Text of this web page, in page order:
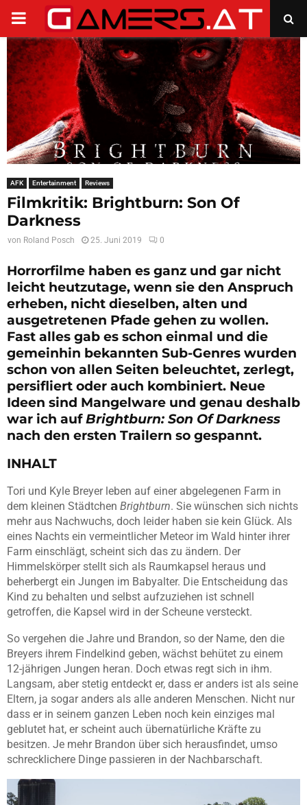
PRIMARY
MENU
AFK Entertainment Reviews
Filmkritik: Brightburn: Son Of
Darkness
von Roland Posch 25. Juni 2019 0
Horrorfilme haben es ganz und gar nicht
leicht heutzutage, wenn sie den Anspruch
erheben, nicht dieselben, alten und
ausgetretenen Pfade gehen zu wollen.
Fast alles gab es schon einmal und die
gemeinhin bekannten Sub-Genres wurden
schon von allen Seiten beleuchtet, zerlegt,
persifliert oder auch kombiniert. Neue
Ideen sind Mangelware und genau deshalb
war ich aufBrightburn: Son Of Darkness
nach den ersten Trailern so gespannt.
INHALT
Tori und Kyle Breyer leben auf einer abgelegenen Farm in
dem kleinen Städtchen Brightburn. Sie wünschen sich nichts
mehr aus Nachwuchs, doch leider haben sie kein Glück. Als
eines Nachts ein vermeintlicher Meteor im Wald hinter ihrer
Farm einschlägt, scheint sich das zu ändern. Der
Himmelskörper stellt sich als Raumkapsel heraus und
beherbergt ein Jungen im Babyalter. Die Entscheidung das
Kind zu behalten und selbst aufzuziehen ist schnell
getroffen, die Kapsel wird in der Scheune versteckt.
So vergehen die Jahre und Brandon, so der Name, den die
Breyers ihrem Findelkind geben, wächst behütet zu einem
12-jährigen Jungen heran. Doch etwas regt sich in ihm.
Langsam, aber stetig entdeckt er, dass er anders ist als seine
Eltern, ja sogar anders als alle anderen Menschen. Nicht nur
dass er in seinem ganzen Leben noch kein einziges mal
geblutet hat, er scheint auch übernatürliche Kräfte zu
besitzen. Je mehr Brandon über sich herausfindet, umso
schrecklichere Dinge passieren in der Nachbarschaft.